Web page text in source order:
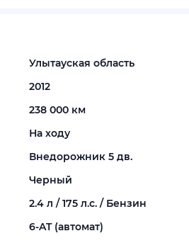
Улытауская область
2012
238 000 км
На ходу
Внедорожник 5 дв.
Черный
2.4 л / 175 л.с. / Бензин
6-AT (автомат)